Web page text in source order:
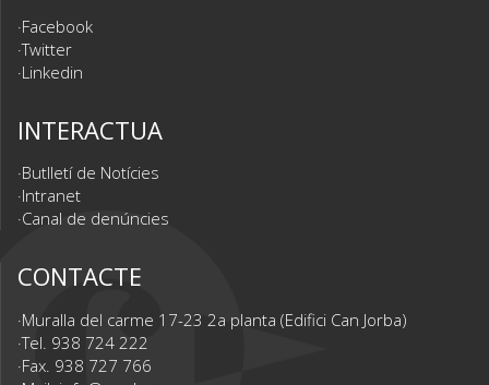
Facebook
Twitter
Linkedin
INTERACTUA
Butlletí de Notícies
Intranet
Canal de denúncies
CONTACTE
Muralla del carme 17-23 2a planta (Edifici Can Jorba)
Tel. 938 724 222
Fax. 938 727 766